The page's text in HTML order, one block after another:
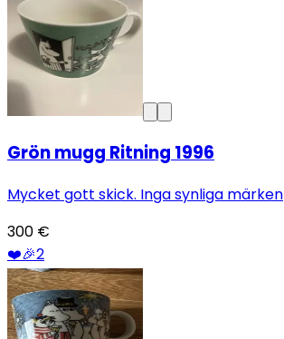
Grön mugg Ritning 1996
Mycket gott skick. Inga synliga märken
300 €
❤️🎉2